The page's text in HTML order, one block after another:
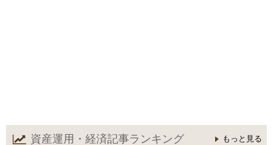
資産運用・経済記事ランキング もっと見る